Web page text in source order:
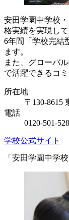
安田学園中学校
格実績を実現し
6年間「学校完結
ます。
また、グローバ
で活躍できるコ
所在地
〒130-8615
電話
0120-501-528
学校公式サイト
「安田学園中学